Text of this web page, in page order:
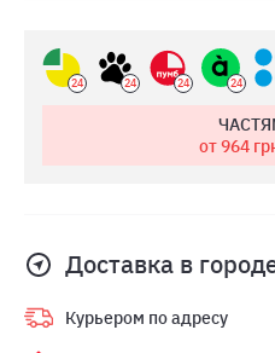
24 24 24 24
от 964
Доставка в
Курьером по адресу